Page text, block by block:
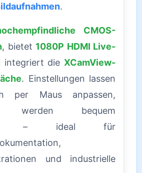
.
CMOS-
, bietet 1080P HDMI Live-
integriert die XCamView-
. Einstellungen lassen
per Maus anpassen,
werden bequem
– ideal für
und industrielle